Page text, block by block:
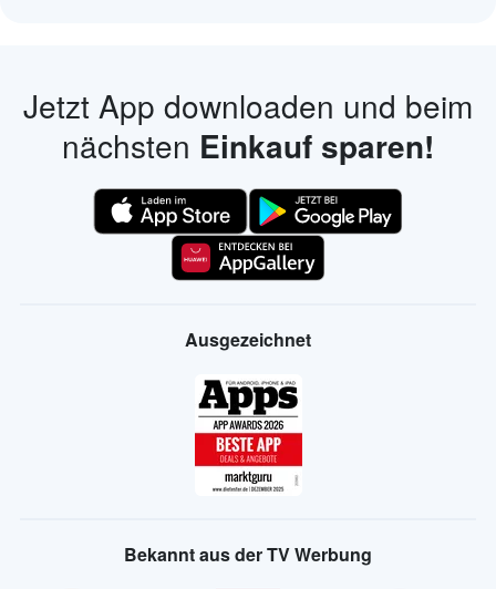
Jetzt App downloaden und beim
nächsten Einkauf sparen!
Ausgezeichnet
Bekannt aus der TV Werbung